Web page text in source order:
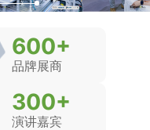
600+
品牌展商
300+
演讲嘉宾